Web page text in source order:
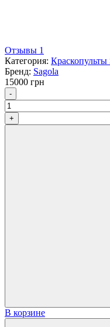
Отзывы 1
Категория: Краскопульты
Бренд: Sagola
15000 грн
- Количество
+
В корзине